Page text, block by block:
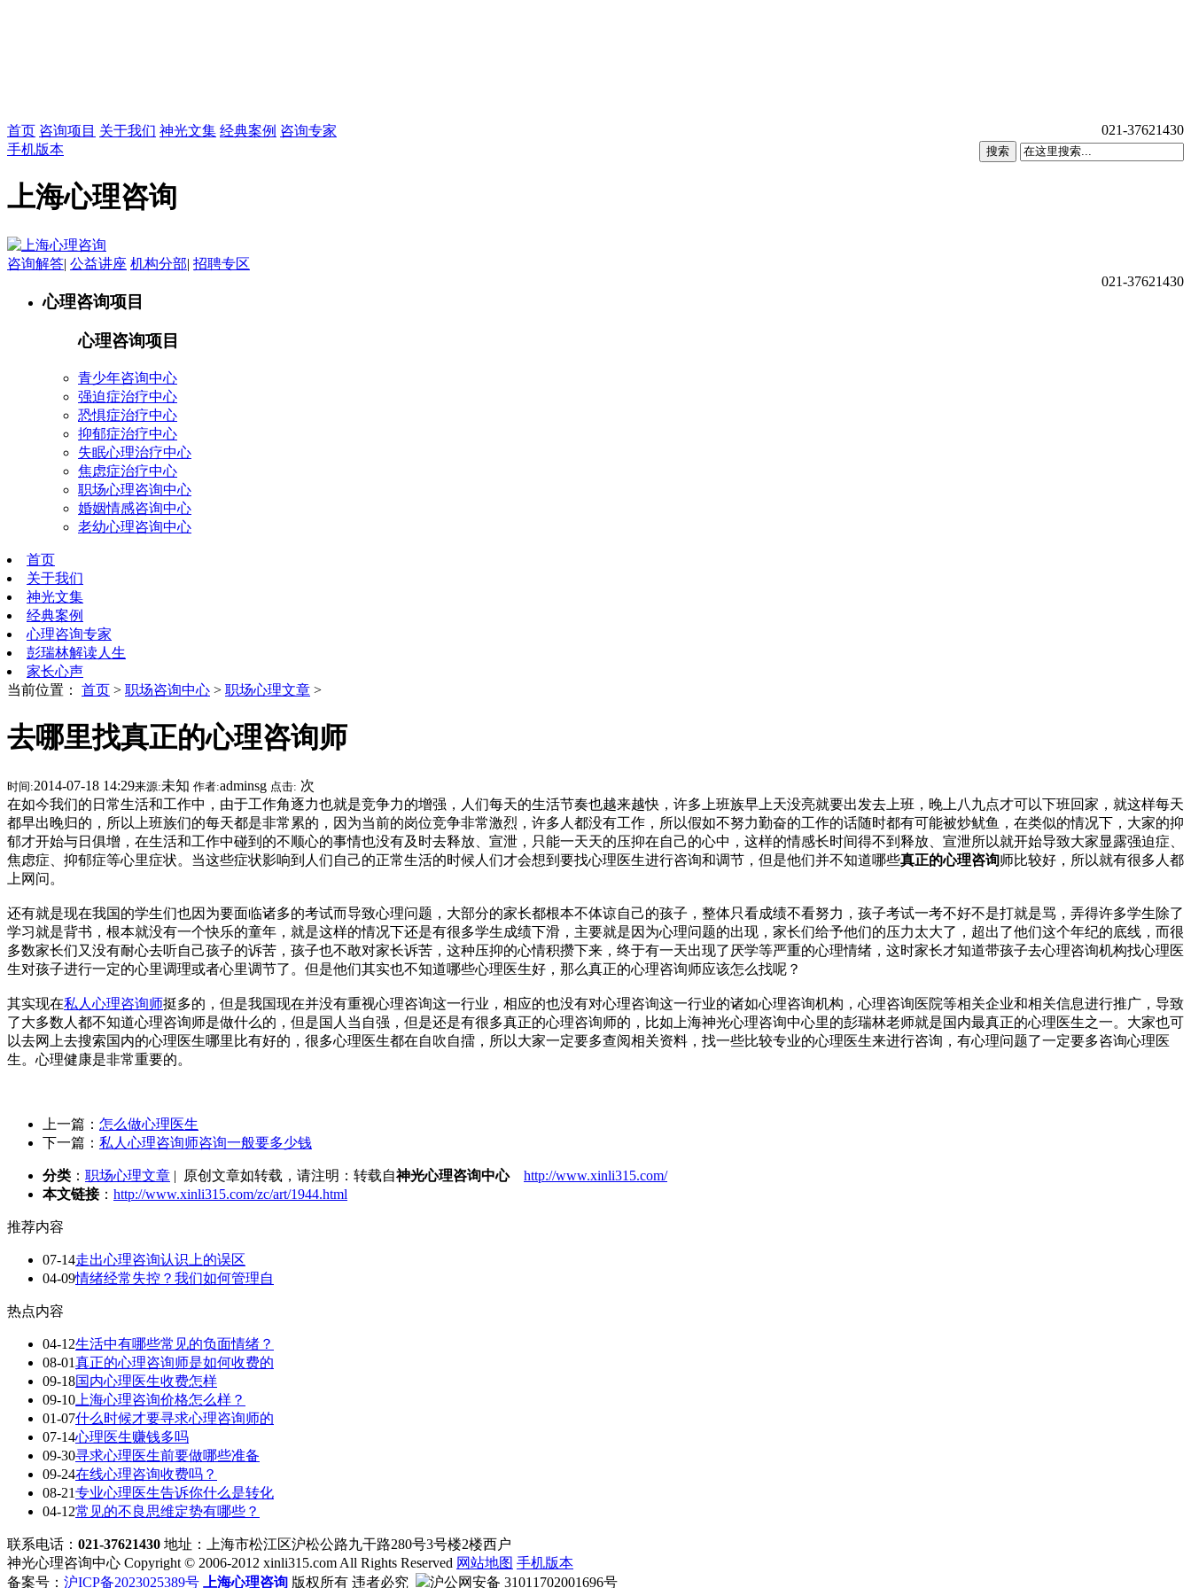
021-37621430
首页 咨询项目 关于我们 神光文集 经典案例 咨询专家
手机版本
搜索
上海心理咨询
咨询解答| 公益讲座 机构分部| 招聘专区
021-37621430
心理咨询项目
心理咨询项目
青少年咨询中心
强迫症治疗中心
恐惧症治疗中心
抑郁症治疗中心
失眠心理治疗中心
焦虑症治疗中心
职场心理咨询中心
婚姻情感咨询中心
老幼心理咨询中心
首页
关于我们
神光文集
经典案例
心理咨询专家
彭瑞林解读人生
家长心声
当前位置： 首页 > 职场咨询中心 > 职场心理文章 >
去哪里找真正的心理咨询师
时间:2014-07-18 14:29来源:未知 作者:adminsg 点击: 次
在如今我们的日常生活和工作中，由于工作角逐力也就是竞争力的增强，人们每天的生活节奏也越来越快，许多上班族早上天没亮就要出发去上班，晚上八九点才可以下班回家，就这样每天
都早出晚归的，所以上班族们的每天都是非常累的，因为当前的岗位竞争非常激烈，许多人都没有工作，所以假如不努力勤奋的工作的话随时都有可能被炒鱿鱼，在类似的情况下，大家的抑
郁才开始与日俱增，在生活和工作中碰到的不顺心的事情也没有及时去释放、宣泄，只能一天天的压抑在自己的心中，这样的情感长时间得不到释放、宣泄所以就开始导致大家显露强迫症、
焦虑症、抑郁症等心里症状。当这些症状影响到人们自己的正常生活的时候人们才会想到要找心理医生进行咨询和调节，但是他们并不知道哪些真正的心理咨询师比较好，所以就有很多人都
上网问。
还有就是现在我国的学生们也因为要面临诸多的考试而导致心理问题，大部分的家长都根本不体谅自己的孩子，整体只看成绩不看努力，孩子考试一考不好不是打就是骂，弄得许多学生除了
学习就是背书，根本就没有一个快乐的童年，就是这样的情况下还是有很多学生成绩下滑，主要就是因为心理问题的出现，家长们给予他们的压力太大了，超出了他们这个年纪的底线，而很
多数家长们又没有耐心去听自己孩子的诉苦，孩子也不敢对家长诉苦，这种压抑的心情积攒下来，终于有一天出现了厌学等严重的心理情绪，这时家长才知道带孩子去心理咨询机构找心理医
生对孩子进行一定的心里调理或者心里调节了。但是他们其实也不知道哪些心理医生好，那么真正的心理咨询师应该怎么找呢？
其实现在私人心理咨询师挺多的，但是我国现在并没有重视心理咨询这一行业，相应的也没有对心理咨询这一行业的诸如心理咨询机构，心理咨询医院等相关企业和相关信息进行推广，导致
了大多数人都不知道心理咨询师是做什么的，但是国人当自强，但是还是有很多真正的心理咨询师的，比如上海神光心理咨询中心里的彭瑞林老师就是国内最真正的心理医生之一。大家也可
以去网上去搜索国内的心理医生哪里比有好的，很多心理医生都在自吹自擂，所以大家一定要多查阅相关资料，找一些比较专业的心理医生来进行咨询，有心理问题了一定要多咨询心理医
生。心理健康是非常重要的。
上一篇： 怎么做心理医生
下一篇： 私人心理咨询师咨询一般要多少钱
分类 ： 职场心理文章 | 原创文章如转载，请注明：转载自神光心理咨询中心
http://www.xinli315.com/
本文链接： http://www.xinli315.com/zc/art/1944.html
推荐内容
07-14走出心理咨询认识上的误区
04-09情绪经常失控？我们如何管理自
热点内容
04-12生活中有哪些常见的负面情绪？
08-01真正的心理咨询师是如何收费的
09-18国内心理医生收费怎样
09-10 上海心理咨询价格怎么样？
01-07什么时候才要寻求心理咨询师的
07-14心理医生赚钱多吗
09-30寻求心理医生前要做哪些准备
09-24在线心理咨询收费吗？
08-21专业心理医生告诉你什么是转化
04-12常见的不良思维定势有哪些？
联系电话： 021-37621430 地址：上海市松江区沪松公路九干路280号3号楼2楼西户
神光心理咨询中心 Copyright © 2006-2012 xinli315.com All Rights Reserved 网站地图 手机版本
备案号： 沪ICP备2023025389号 上海心理咨询 版权所有 违者必究 沪公网安备 31011702001696号